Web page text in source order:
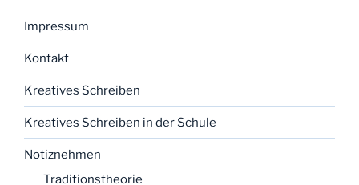
Impressum
Kontakt
Kreatives Schreiben
Kreatives Schreiben in der Schule
Notiznehmen
Traditionstheorie